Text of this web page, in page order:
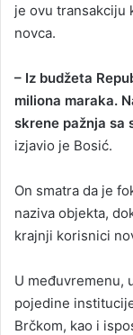
je ovu transakciju
novca.
– Iz budžeta
miliona maraka.
skrene pažnja sa
izjavio je Bosić.
On smatra da je
naziva objekta,
krajnji korisnici
U međuvremenu,
pojedine
Brčkom, kao i